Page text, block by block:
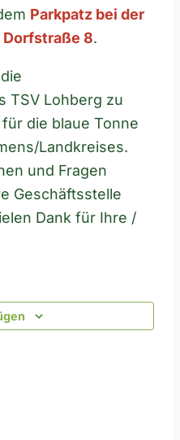
Parkpatz bei der
Dorfstraße 8.
TSV Lohberg zu
die blaue Tonne
Landkreises.
und Fragen
Geschäftsstelle
Dank für Ihre /